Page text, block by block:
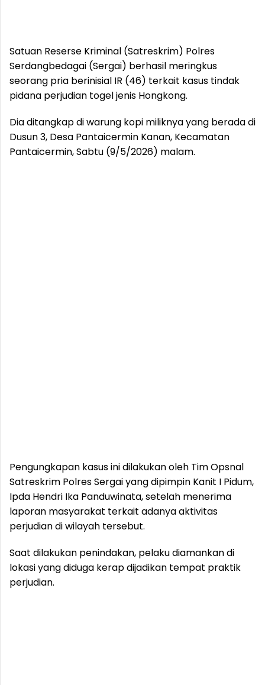
Satuan Reserse Kriminal (Satreskrim) Polres
Serdangbedagai (Sergai) berhasil meringkus
seorang pria berinisial IR (46) terkait kasus tindak
pidana perjudian togel jenis Hongkong.
Dia ditangkap di warung kopi miliknya yang berada di
Dusun 3, Desa Pantaicermin Kanan, Kecamatan
Pantaicermin, Sabtu (9/5/2026) malam.
Pengungkapan kasus ini dilakukan oleh Tim Opsnal
Satreskrim Polres Sergai yang dipimpin Kanit I Pidum,
Ipda Hendri Ika Panduwinata, setelah menerima
laporan masyarakat terkait adanya aktivitas
perjudian di wilayah tersebut.
Saat dilakukan penindakan, pelaku diamankan di
lokasi yang diduga kerap dijadikan tempat praktik
perjudian.